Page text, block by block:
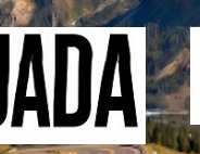
De
Bajada
Noticias
reales.
Aunque
no lo
parezcan.